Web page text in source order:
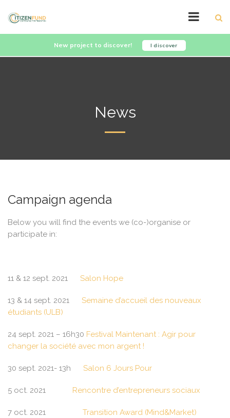
New project to discover! I discover
News
Campaign agenda
Below you will find the events we (co-)organise or
participate in:
11 & 12 sept. 2021 Salon Hope
13 & 14 sept. 2021 Semaine d’accueil des nouveaux
étudiants (ULB)
24 sept. 2021 – 16h30 Festival Maintenant : Agir pour
changer la société avec mon argent !
30 sept. 2021- 13h Salon 6 Jours Pour
5 oct. 2021 Rencontre d’entrepreneurs sociaux
7 oct. 2021 Transition Award (Mind&Market)